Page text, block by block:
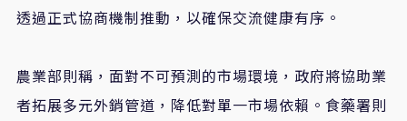
透過正式協商機制推動，以確保交流健康有序。
農業部則稱，面對不可預測的市場環境，政府將協助業
者拓展多元外銷管道，降低對單一市場依賴。食藥署則